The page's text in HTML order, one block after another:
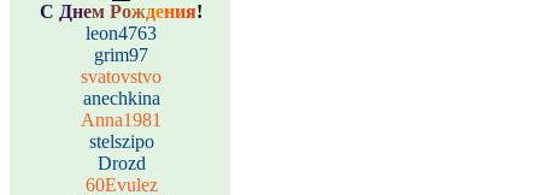
С Днем Рождения!
leon4763
grim97
svatovstvo
anechkina
Anna1981
stelszipo
Drozd
60Evulez